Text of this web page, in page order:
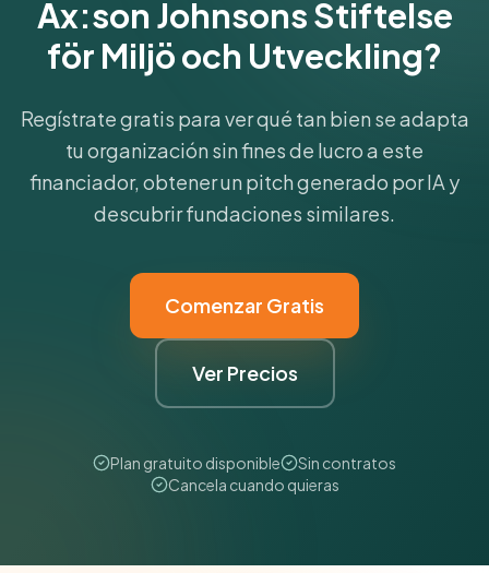
Ax:son Johnsons Stiftelse
för Miljö och Utveckling?
Regístrate gratis para ver qué tan bien se adapta
tu organización sin fines de lucro a este
financiador, obtener un pitch generado por IA y
descubrir fundaciones similares.
Comenzar Gratis
Ver Precios
Plan gratuito disponible
Sin contratos
Cancela cuando quieras